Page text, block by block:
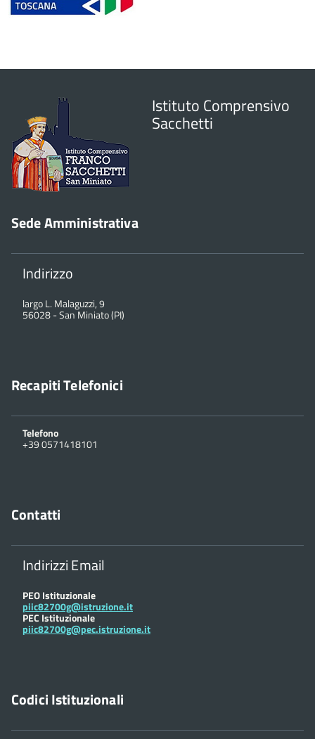
Istituto Comprensivo
Sacchetti
Sede Amministrativa
Indirizzo
largo L. Malaguzzi, 9
56028-San Miniato (PI)
Recapiti Telefonici
Telefono
+39 0571418101
Contatti
Indirizzi Email
PEO Istituzionale
piic82700g@istruzione.it
PEC Istituzionale
piic82700g@pec.istruzione.it
Codici Istituzionali